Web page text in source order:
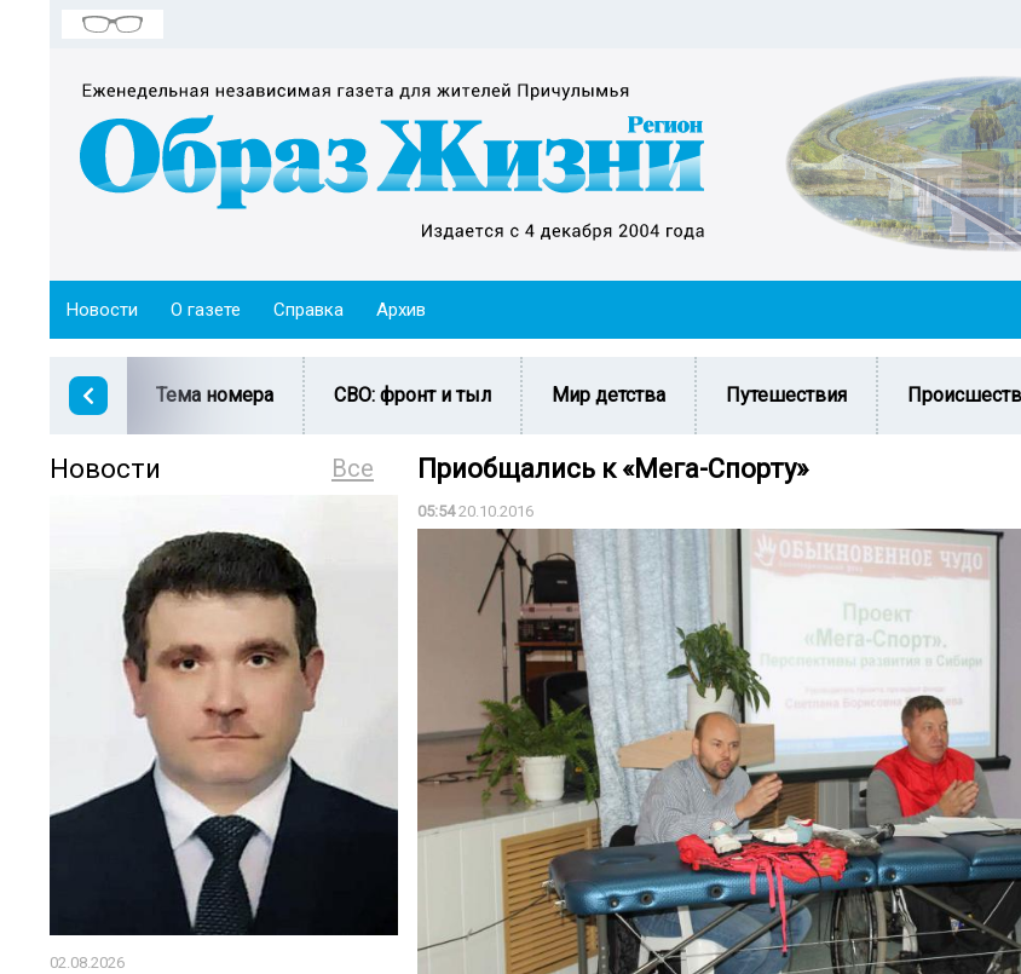
Новости О газете Справка Архив
Тема номера СВО: фронт и тыл Мир детства Путешествия
Все
Новости
02.08.2026
Приобщались к «Мега-Спорту»
05:5420.10.2016